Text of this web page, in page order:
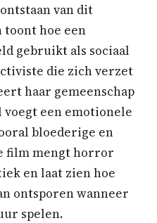
van dit
hoe een
gebruikt als sociaal
die zich verzet
haar gemeenschap
een emotionele
bloederige en
film mengt horror
en laat zien hoe
ontsporen wanneer
spelen.